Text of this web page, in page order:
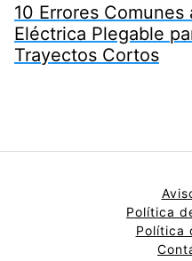
10 Errores
Eléctrica Plegable
Trayectos Cortos
Política
Política